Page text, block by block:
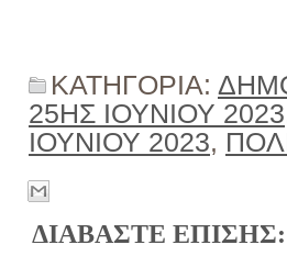
ΚΑΤΗΓΟΡΙΑ:
25ΗΣ ΙΟΥΝΙΟΥ 2023
ΙΟΥΝΙΟΥ 2023,
ΔΙΑΒΑΣΤΕ ΕΠΙΣΗΣ: